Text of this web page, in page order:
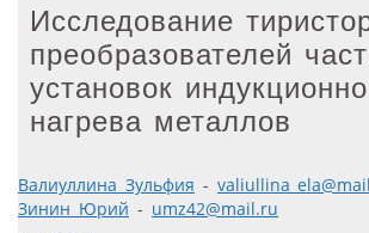
Исследование
преобразователей
установок
нагрева металлов
Валиуллина Зульфия -
Зинин Юрий - umz42@mail.ru